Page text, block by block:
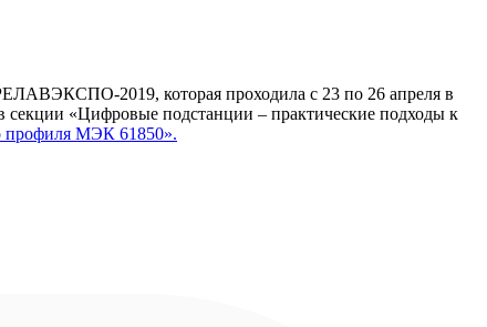
2019, которая проходила с 23 по 26 апреля в
«Цифровые подстанции – практические подходы к
профиля МЭК 61850».